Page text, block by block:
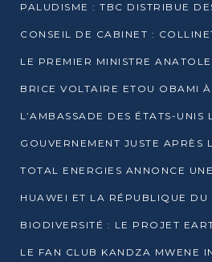
GOUVERNEMENT JUSTE APRÈS